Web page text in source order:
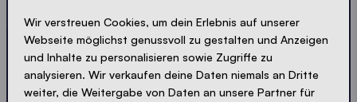
Lass dir nichts entgehen
Immer up-to-date. Kein Spam! Wir halten uns kurz.
Knackig und kompakt - wie unsere Zelte.
Wir verstreuen Cookies, um dein Erlebnis auf unserer
Webseite möglichst genussvoll zu gestalten und Anzeigen
und Inhalte zu personalisieren sowie Zugriffe zu
analysieren. Wir verkaufen deine Daten niemals an Dritte
weiter, die Weitergabe von Daten an unsere Partner für